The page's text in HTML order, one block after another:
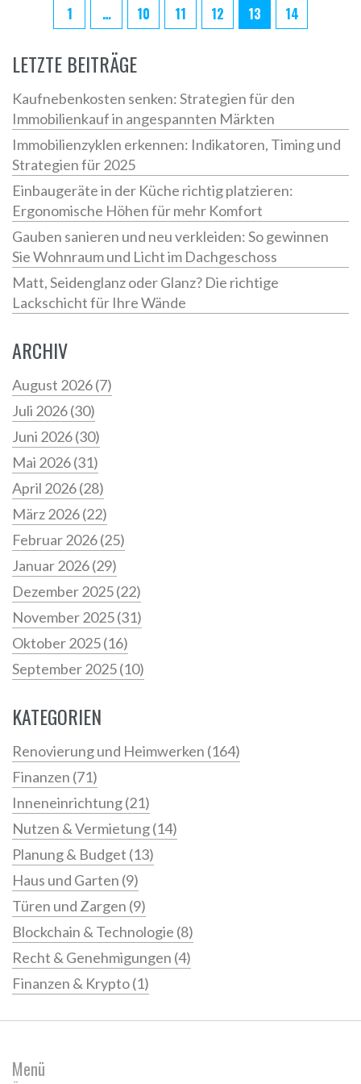
1 … 10 11 12 13 14
LETZTE BEITRÄGE
Kaufnebenkosten senken: Strategien für den
Immobilienkauf in angespannten Märkten
Immobilienzyklen erkennen: Indikatoren, Timing und
Strategien für 2025
Einbaugeräte in der Küche richtig platzieren:
Ergonomische Höhen für mehr Komfort
Gauben sanieren und neu verkleiden: So gewinnen
Sie Wohnraum und Licht im Dachgeschoss
Matt, Seidenglanz oder Glanz? Die richtige
Lackschicht für Ihre Wände
ARCHIV
August 2026(7)
Juli 2026(30)
Juni 2026(30)
Mai 2026(31)
April 2026(28)
März 2026(22)
Februar 2026(25)
Januar 2026(29)
Dezember 2025(22)
November 2025(31)
Oktober 2025(16)
September 2025(10)
KATEGORIEN
Renovierung und Heimwerken (164)
Finanzen (71)
Inneneinrichtung(21)
Nutzen & Vermietung(14)
Planung & Budget (13)
Haus und Garten (9)
Türen und Zargen (9)
Blockchain & Technologie (8)
Recht & Genehmigungen (4)
Finanzen & Krypto(1)
Menü